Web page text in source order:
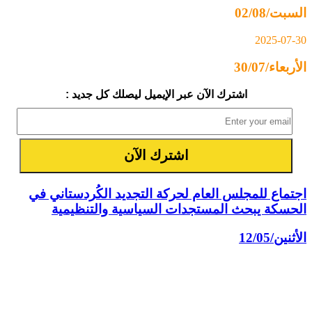
السبت/02/08
2025-07-30
الأربعاء/30/07
اشترك الآن عبر الإيميل ليصلك كل جديد :
اجتماع للمجلس العام لحركة التجديد الكُردستاني في
الحسكة يبحث المستجدات السياسية والتنظيمية
الأثنين/12/05